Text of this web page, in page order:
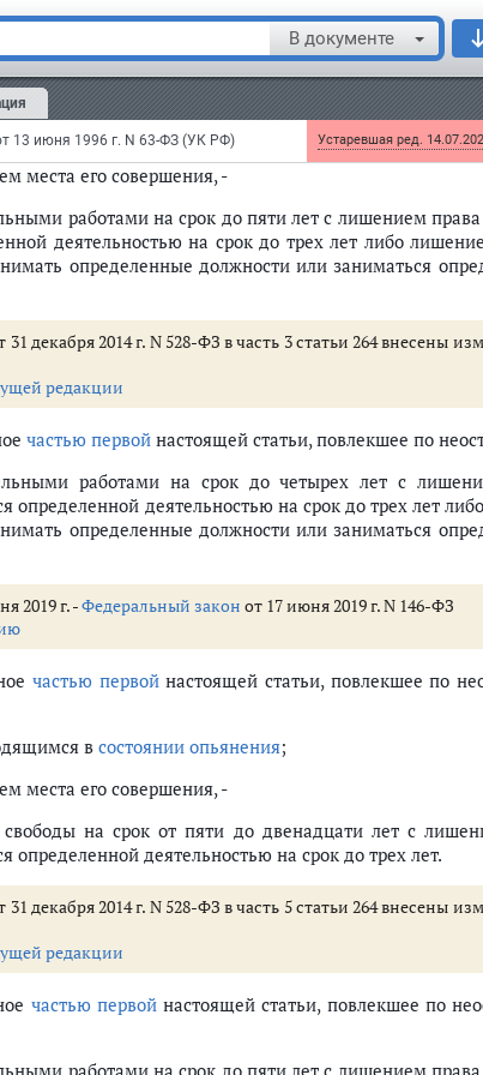
В документе
13 июня 1996 г. N 63-ФЗ (УК РФ) Устаревшая ред.
частью первойнастоящей статьи, повлекшее по
если оно:
всостоянии опьянения
места его совершения, -
работами на срок до пяти лет с лишением
деятельностью на срок до трех лет либо
определенные должности или заниматься
31 декабря 2014 г. N 528-ФЗ в часть 3 статьи 264 внесены
редакции
частью первой настоящей статьи, повлекшее по
работами на срок до четырех лет с
определенной деятельностью на срок до трех лет
определенные должности или заниматься
2019 г. -Федеральный закон от 17 июня 2019 г. N 146-ФЗ
частью первойнастоящей статьи, повлекшее по
в состоянии опьянения;
места его совершения, -
на срок от пяти до двенадцати лет с
определенной деятельностью на срок до трех лет.
31 декабря 2014 г. N 528-ФЗ в часть 5 статьи 264 внесены
редакции
частью первойнастоящей статьи, повлекшее по
работами на срок до пяти лет с лишением